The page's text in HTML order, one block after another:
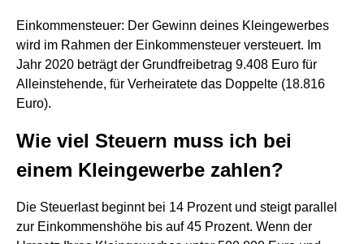
Einkommensteuer: Der Gewinn deines Kleingewerbes
wird im Rahmen der Einkommensteuer versteuert. Im
Jahr 2020 beträgt der Grundfreibetrag 9.408 Euro für
Alleinstehende, für Verheiratete das Doppelte (18.816
Euro).
Wie viel Steuern muss ich bei
einem Kleingewerbe zahlen?
Die Steuerlast beginnt bei 14 Prozent und steigt parallel
zur Einkommenshöhe bis auf 45 Prozent. Wenn der